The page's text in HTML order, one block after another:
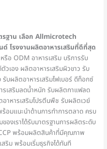
รฐาน เลือก Allmicrotech
ด์ โรงงานผลิตอาหารเสริมที่ดีที่สุด
รือ ODM อาหารเสริม บริการรับ
เอง ผลิตอาหารเสริมผิวขาว รับ
ผลิตอาหารเสริมไฟเบอร์ ดีท็อกซ์
รเสริมลดน้ำหนัก รับผลิตกาแฟลด
หารเสริมโปรตีนพืช รับผลิตเวย์
มแนะนำด้านการทำการตลาด ครบ
องเราได้รับมาตรฐานการผลิตระดับ
พร้อมผลิตสินค้าที่มีคุณภาพ
สริม พร้อมเริ่มธุรกิจได้ทันที